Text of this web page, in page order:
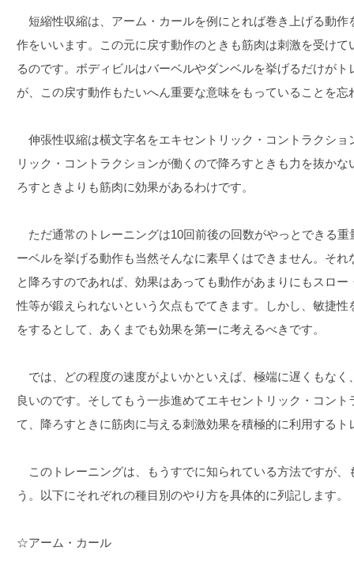
短縮性収縮は、アーム・カールを例にとれば巻き上げる動作
作をいいます。この元に戻す動作のときも筋肉は刺激を受け
るのです。ボディビルはバーベルやダンベルを挙げるだけが
が、この戻す動作もたいへん重要な意味をもっていることを忘
伸張性収縮は横文字名をエキセントリック・コントラクショ
リック・コントラクションが働くので降ろすときも力を抜か
ろすときよりも筋肉に効果があるわけです。
ただ通常のトレーニングは10回前後の回数がやっとできる
ーベルを挙げる動作も当然そんなに素早くはできません。そ
と降ろすのであれば、効果はあっても動作があまりにもスロ
性等が鍛えられないという欠点もでてきます。しかし、敏捷
をするとして、あくまでも効果を第ーに考えるべきです。
では、どの程度の速度がよいかといえば、極端に遅くもなく
良いのです。そしてもう一歩進めてエキセントリック・コン
て、降ろすときに筋肉に与える刺激効果を積極的に利用するト
このトレーニングは、もうすでに知られている方法ですが、
う。以下にそれぞれの種目別のやり方を具体的に列記します。
☆アーム・カール